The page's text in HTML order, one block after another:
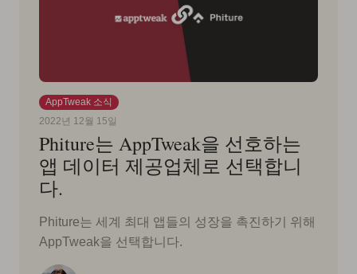
AppTweak 소식
2022년 12월 15일
Phiture는 AppTweak을 선호하는
앱 데이터 제공업체로 선택합니
다.
Phiture는 세계 최대 앱들의 성장을 촉진하기 위해
AppTweak을 선택합니다.